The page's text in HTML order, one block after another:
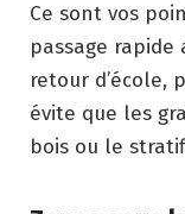
Ce sont vos
passage
retour d’école,
évite que les
bois ou le